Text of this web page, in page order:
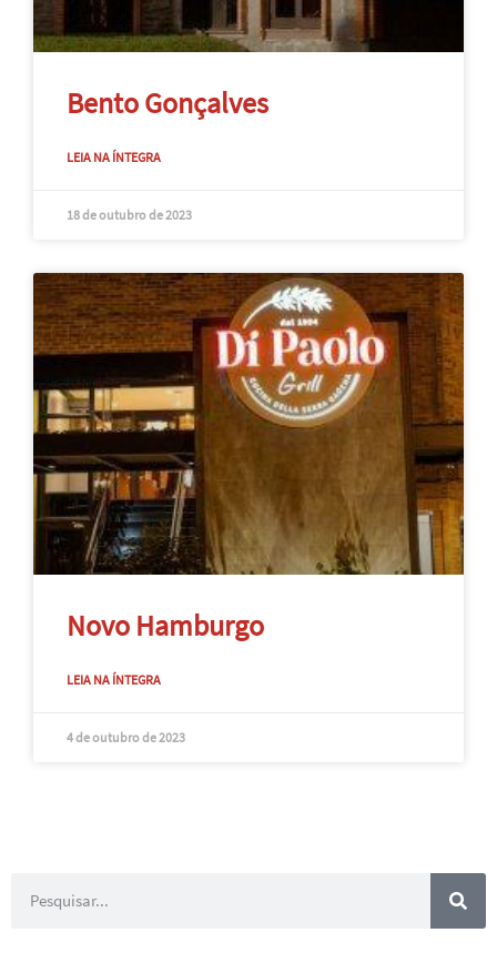
Bento Gonçalves
LEIA NA ÍNTEGRA
18 de outubro de 2023
Novo Hamburgo
LEIA NA ÍNTEGRA
4 de outubro de 2023